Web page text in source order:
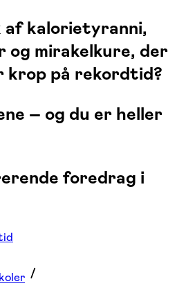
af kalorietyranni,
og mirakelkure, der
krop på rekordtid?
– og du er heller
foredrag i